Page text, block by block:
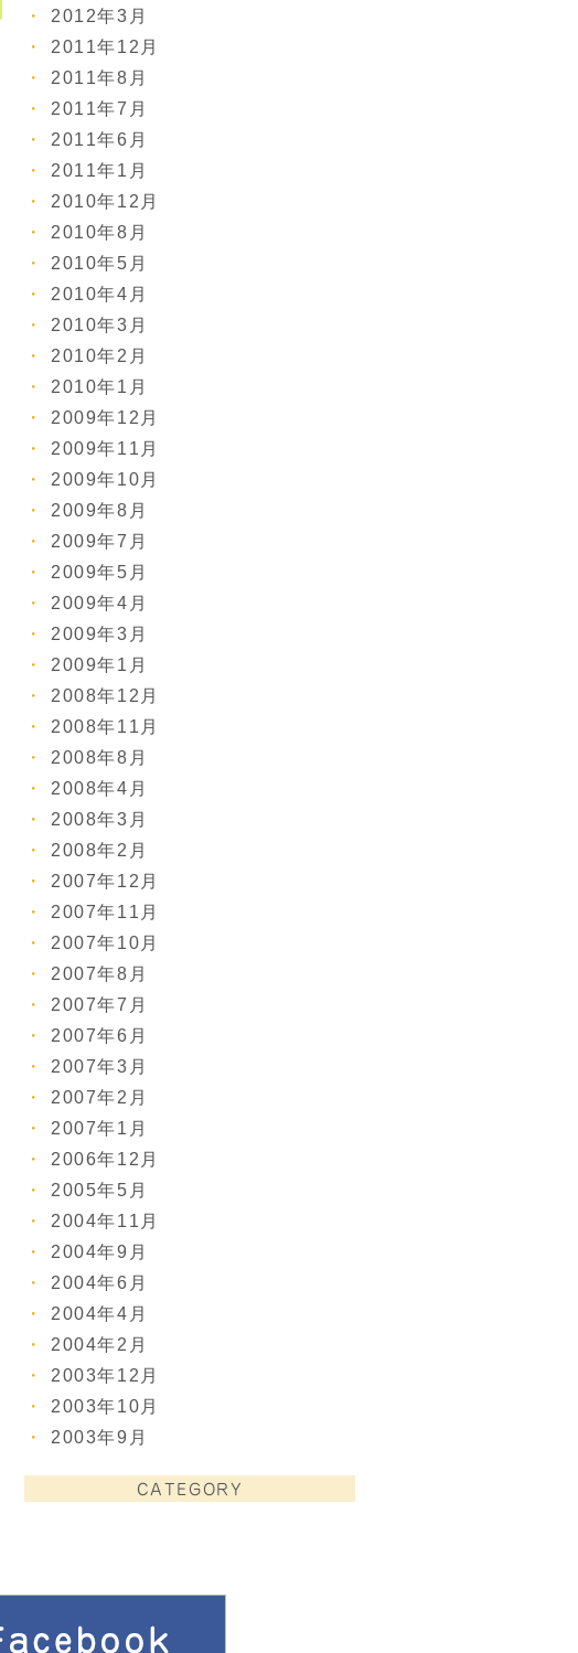
2012年3月
2011年12月
2011年8月
2011年7月
2011年6月
2011年1月
2010年12月
2010年8月
2010年5月
2010年4月
2010年3月
2010年2月
2010年1月
2009年12月
2009年11月
2009年10月
2009年8月
2009年7月
2009年5月
2009年4月
2009年3月
2009年1月
2008年12月
2008年11月
2008年8月
2008年4月
2008年3月
2008年2月
2007年12月
2007年11月
2007年10月
2007年8月
2007年7月
2007年6月
2007年3月
2007年2月
2007年1月
2006年12月
2005年5月
2004年11月
2004年9月
2004年6月
2004年4月
2004年2月
2003年12月
2003年10月
2003年9月
CATEGORY